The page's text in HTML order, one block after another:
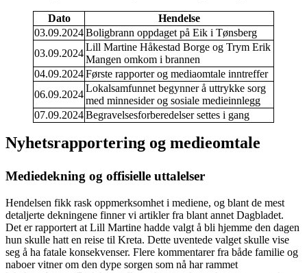
Dato
Hendelse
03.09.2024Boligbrann oppdaget på Eik i Tønsberg
03.09.2024
Lill Martine Håkestad Borge og Trym Erik
Mangen omkom i brannen
04.09.2024Første rapporter og mediaomtale inntreffer
06.09.2024
Lokalsamfunnet begynner å uttrykke sorg
med minnesider og sosiale medieinnlegg
07.09.2024Begravelsesforberedelser settes i gang
Nyhetsrapportering og medieomtale
Mediedekning og offisielle uttalelser
Hendelsen fikk rask oppmerksomhet i mediene, og blant de mest
detaljerte dekningene finner vi artikler fra blant annet Dagbladet.
Det er rapportert at Lill Martine hadde valgt å bli hjemme den dagen
hun skulle hatt en reise til Kreta. Dette uventede valget skulle vise
seg å ha fatale konsekvenser. Flere kommentarer fra både familie og
naboer vitner om den dype sorgen som nå har rammet